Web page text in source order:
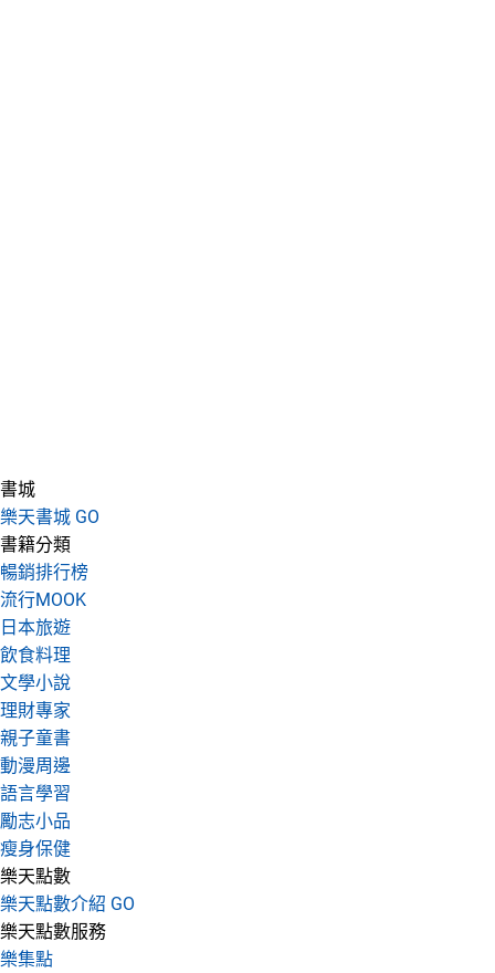
書城
樂天書城 GO
書籍分類
暢銷排行榜
流行MOOK
日本旅遊
飲食料理
文學小說
理財專家
親子童書
動漫周邊
語言學習
勵志小品
瘦身保健
樂天點數
樂天點數介紹 GO
樂天點數服務
樂集點